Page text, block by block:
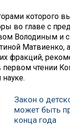
которого
во главе с
Володиным и
Матвиенко,
фракций,
первом чтении
Закон о
может быть
конца года